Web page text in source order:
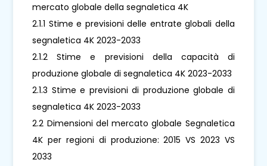
mercato globale della segnaletica 4K
2.1.1 Stime e previsioni delle entrate globali della
segnaletica 4K 2023-2033
2.1.2 Stime e previsioni della capacità di
produzione globale di segnaletica 4K 2023-2033
2.1.3 Stime e previsioni di produzione globale di
segnaletica 4K 2023-2033
2.2 Dimensioni del mercato globale Segnaletica
4K per regioni di produzione: 2015 VS 2023 VS
2033